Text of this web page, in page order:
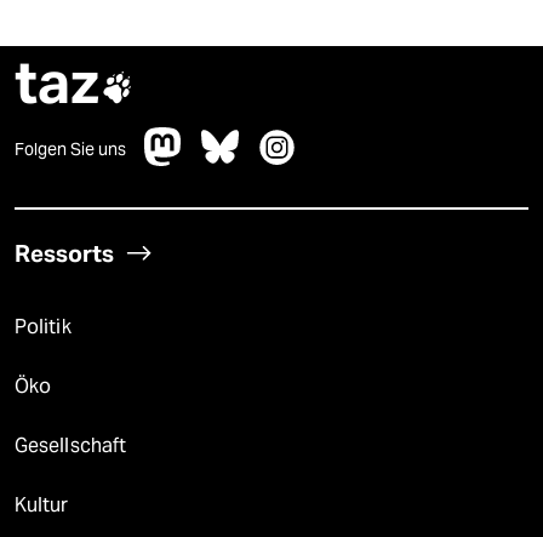
taz
Folgen Sie uns
Ressorts
Politik
Öko
Gesellschaft
Kultur